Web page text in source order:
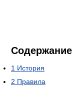
Содержание
1 История
2 Правила